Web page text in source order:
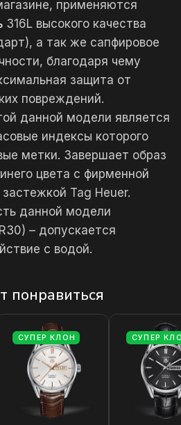
применяются
316L высокого качества
а так же сапфировое
благодаря чему
защита от
повреждений.
данной модели является
индексы которого
метки. Завершает образ
цвета с фирменной
Tag Heuer.
данной модели
– допускается
с водой.
понравиться
СУПЕР КЛОН СУПЕР